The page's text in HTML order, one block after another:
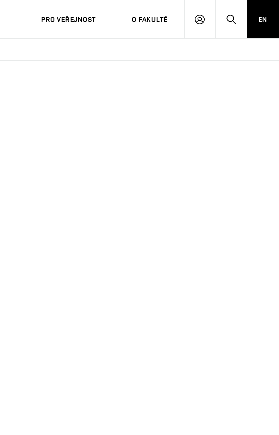
PRO VEŘEJNOST O FAKULTĚ
PŘIHLÁSITHLEDAT
EN